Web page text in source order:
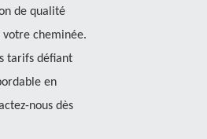
de qualité
cheminée.
tarifs défiant
en
nous dès